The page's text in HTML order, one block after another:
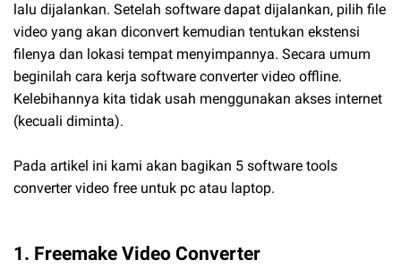
lalu dijalankan. Setelah software dapat dijalankan, pilih file
video yang akan diconvert kemudian tentukan ekstensi
filenya dan lokasi tempat menyimpannya. Secara umum
beginilah cara kerja software converter video offline.
Kelebihannya kita tidak usah menggunakan akses internet
(kecuali diminta).
Pada artikel ini kami akan bagikan 5 software tools
converter video free untuk pc atau laptop.
1. Freemake Video Converter